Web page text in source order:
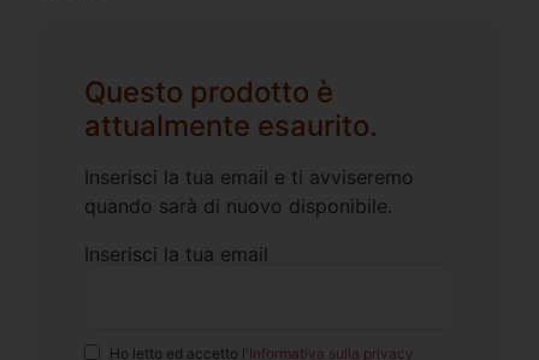
Questo prodotto è
attualmente esaurito.
Inserisci la tua email e ti avviseremo
quando sarà di nuovo disponibile.
Inserisci la tua email
Ho letto ed accetto l'Informativa sulla privacy